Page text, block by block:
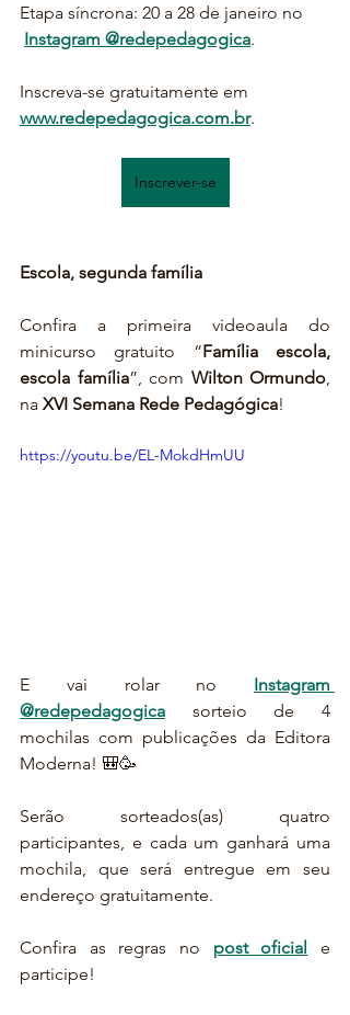
Etapa síncrona: 20 a 28 de janeiro no
Instagram @redepedagogica.
Inscreva-se gratuitamente em
www.redepedagogica.com.br.
Inscrever-se
Escola, segunda família
Confira a primeira videoaula do
minicurso gratuito “Família escola,
escola família”, com Wilton Ormundo,
na XVI Semana Rede Pedagógica!
https://youtu.be/EL-MokdHmUU
E vai rolar no Instagram
@redepedagogica sorteio de 4
mochilas com publicações da Editora
Moderna! 🎒🥳
Serão sorteados(as) quatro
participantes, e cada um ganhará uma
mochila, que será entregue em seu
endereço gratuitamente.
Confira as regras no post oficial e
participe!